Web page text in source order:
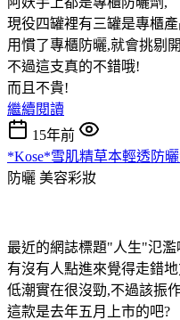
現役四罐裡有三罐是專櫃
用慣了專櫃防曬,就會挑剔
不過這支真的不錯哦!
而且不貴!
繼續閱讀
15年前
*Kose*雪肌精草本輕透防
防曬 美容彩妝
最近的網誌標題"人生"氾
有沒有人點進來覺得走錯
低潮實在很沒勁,不過該振
這款是去年五月上市的吧?